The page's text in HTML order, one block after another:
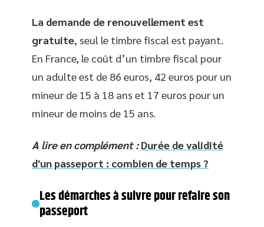
La demande de renouvellement est
gratuite, seul le timbre fiscal est payant.
En France, le coût d’un timbre fiscal pour
un adulte est de 86 euros, 42 euros pour un
mineur de 15 à 18 ans et 17 euros pour un
mineur de moins de 15 ans.
A lire en complément : Durée de validité
d'un passeport : combien de temps ?
Les démarches à suivre pour refaire son
passeport